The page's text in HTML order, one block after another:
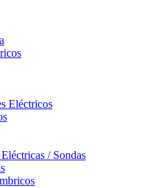
Eléctricos
/ Sondas